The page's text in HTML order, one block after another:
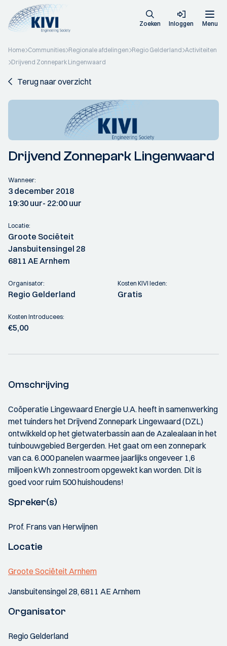
Zoeken Inloggen Menu
Home Communities Regionale afdelingen Regio Gelderland Activiteiten
Drijvend Zonnepark Lingenwaard
Terug naar overzicht
Drijvend Zonnepark Lingenwaard
Wanneer:
3 december 2018
19:30 uur- 22:00 uur
Locatie:
Groote Sociëteit
Jansbuitensingel 28
6811 AE Arnhem
Organisator:
Regio Gelderland
Kosten KIVI leden:
Gratis
Kosten Introducees:
€5,00
Omschrijving
Coöperatie Lingewaard Energie U.A. heeft in samenwerking
met tuinders het Drijvend Zonnepark Lingewaard (DZL)
ontwikkeld op het gietwaterbassin aan de Azalealaan in het
tuinbouwgebied Bergerden. Het gaat om een zonnepark
van ca. 6.000 panelen waarmee jaarlijks ongeveer 1,6
miljoen kWh zonnestroom opgewekt kan worden. Dit is
goed voor ruim 500 huishoudens!
Spreker(s)
Prof. Frans van Herwijnen
Locatie
Groote Sociëteit Arnhem
Jansbuitensingel 28, 6811 AE Arnhem
Organisator
Regio Gelderland